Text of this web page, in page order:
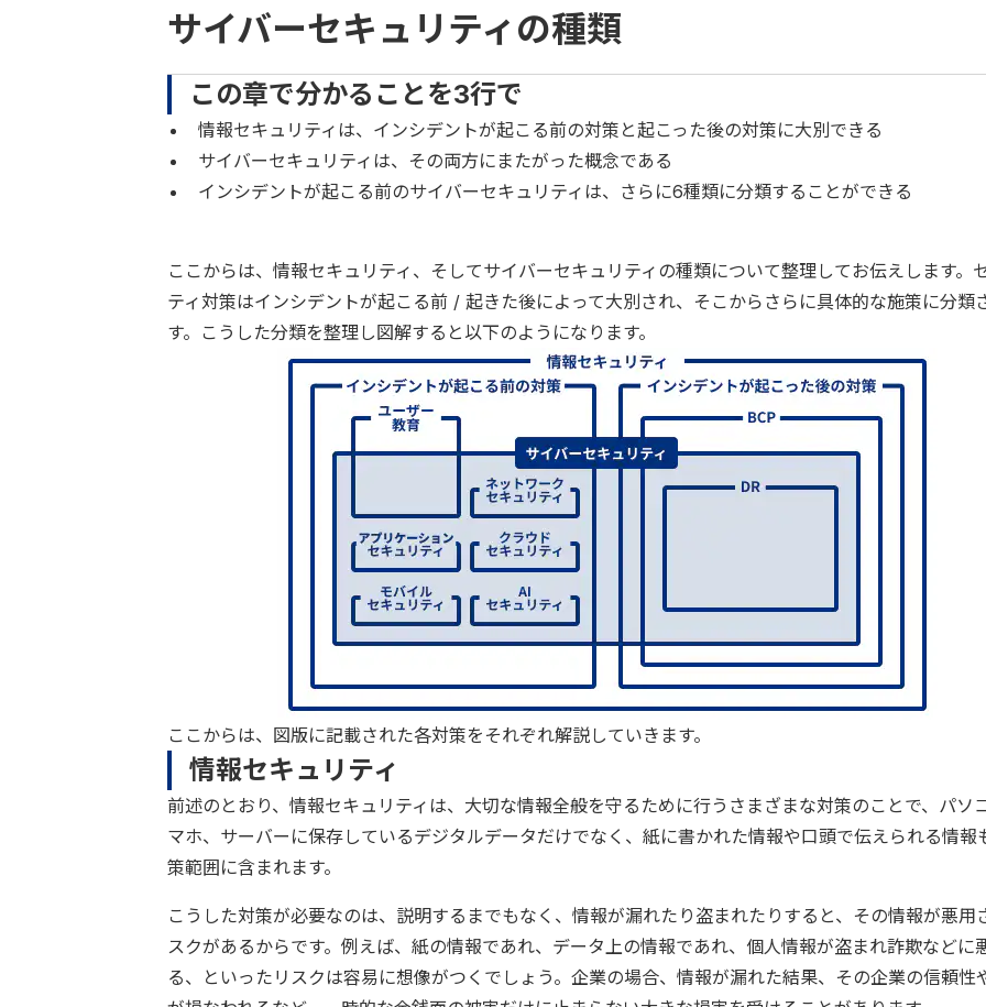
サイバーセキュリティの種類
この章で分かることを3行で
情報セキュリティは、インシデントが起こる前の対策と起こった後の対策に大別できる
サイバーセキュリティは、その両方にまたがった概念である
インシデントが起こる前のサイバーセキュリティは、さらに6種類に分類することができる
ここからは、情報セキュリティ、そしてサイバーセキュリティの種類について整理してお伝えします。
ティ対策はインシデントが起こる前 / 起きた後によって大別され、そこからさらに具体的な施策に分類
す。こうした分類を整理し図解すると以下のようになります。
ここからは、図版に記載された各対策をそれぞれ解説していきます。
情報セキュリティ
前述のとおり、情報セキュリティは、大切な情報全般を守るために行うさまざまな対策のことで、パソ
マホ、サーバーに保存しているデジタルデータだけでなく、紙に書かれた情報や口頭で伝えられる情報
策範囲に含まれます。
こうした対策が必要なのは、説明するまでもなく、情報が漏れたり盗まれたりすると、その情報が悪用
スクがあるからです。例えば、紙の情報であれ、データ上の情報であれ、個人情報が盗まれ詐欺などに
る、といったリスクは容易に想像がつくでしょう。企業の場合、情報が漏れた結果、その企業の信頼性